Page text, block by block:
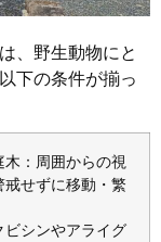
、野生動物にと
下の条件が揃っ
：周囲からの視
せずに移動・繁
シンやアライグ